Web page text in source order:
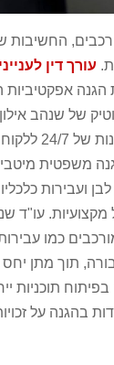
החשיבות של
עורך דין
הגנה
של שנהב
אישי ומסור,
משפטית
לבן ועבירות
עו"ד
כמו
תוך מתן יחס
תוכניות
בהגנה על